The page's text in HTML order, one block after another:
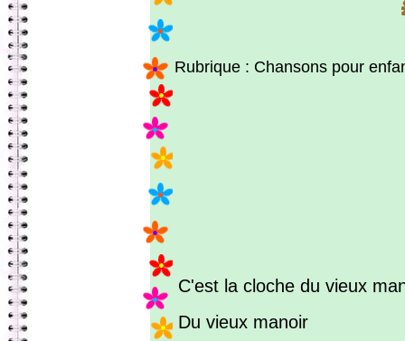
Rubrique : Chansons pour
C'est la cloche du vieux
Du vieux manoir